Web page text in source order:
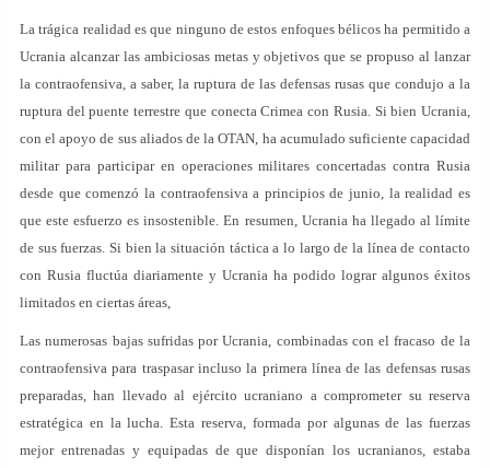
La trágica realidad es que ninguno de estos enfoques bélicos ha permitido a
Ucrania alcanzar las ambiciosas metas y objetivos que se propuso al lanzar
la contraofensiva, a saber, la ruptura de las defensas rusas que condujo a la
ruptura del puente terrestre que conecta Crimea con Rusia. Si bien Ucrania,
con el apoyo de sus aliados de la OTAN, ha acumulado suficiente capacidad
militar para participar en operaciones militares concertadas contra Rusia
desde que comenzó la contraofensiva a principios de junio, la realidad es
que este esfuerzo es insostenible. En resumen, Ucrania ha llegado al límite
de sus fuerzas. Si bien la situación táctica a lo largo de la línea de contacto
con Rusia fluctúa diariamente y Ucrania ha podido lograr algunos éxitos
limitados en ciertas áreas,
Las numerosas bajas sufridas por Ucrania, combinadas con el fracaso de la
contraofensiva para traspasar incluso la primera línea de las defensas rusas
preparadas, han llevado al ejército ucraniano a comprometer su reserva
estratégica en la lucha. Esta reserva, formada por algunas de las fuerzas
mejor entrenadas y equipadas de que disponían los ucranianos, estaba